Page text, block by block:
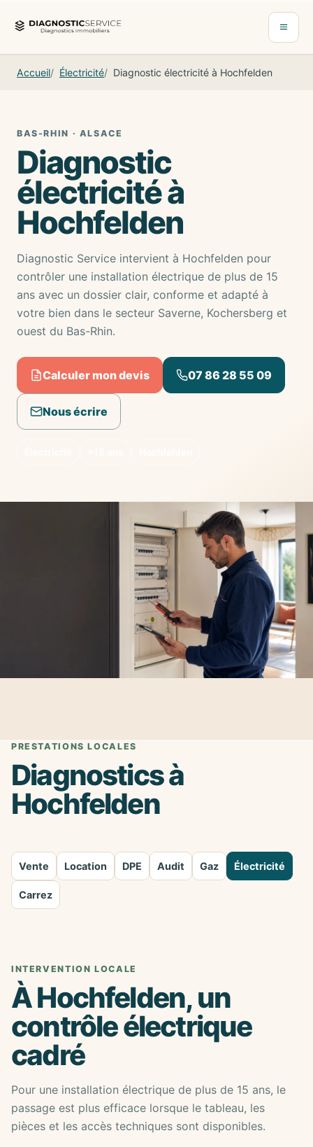
Ouvrir
Accueil Électricité Diagnostic électricité à Hochfelden
BAS-RHIN · ALSACE
Diagnostic
électricité à
Hochfelden
Diagnostic Service intervient à Hochfelden pour
contrôler une installation électrique de plus de 15
ans avec un dossier clair, conforme et adapté à
votre bien dans le secteur Saverne, Kochersberg et
ouest du Bas-Rhin.
Calculer mon devis 07 86 28 55 09
Nous écrire
PRESTATIONS LOCALES
Diagnostics à
Hochfelden
Vente Location DPE Audit Gaz Électricité
Carrez
INTERVENTION LOCALE
À Hochfelden, un
contrôle électrique
cadré
Pour une installation électrique de plus de 15 ans, le
passage est plus efficace lorsque le tableau, les
pièces et les accès techniques sont disponibles.